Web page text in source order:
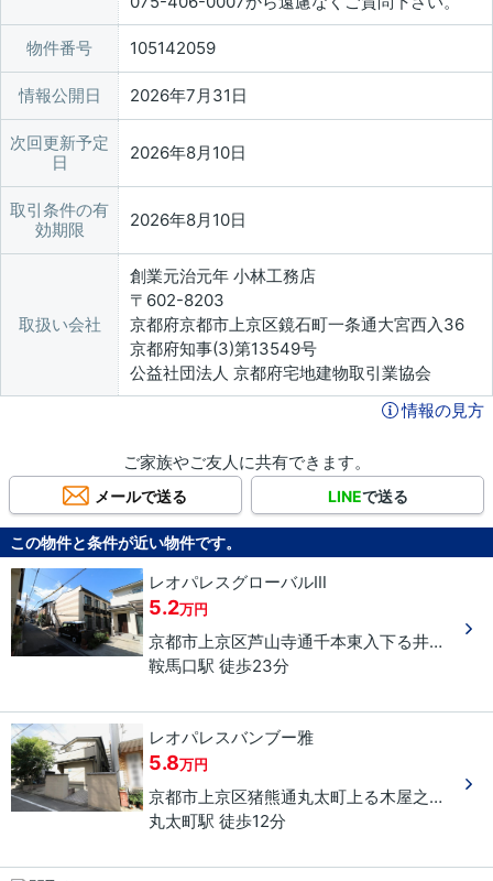
物件番号 105142059
情報公開日 2026年7月31日
次回更新予定
日
2026年8月10日
取引条件の有
効期限
2026年8月10日
取扱い会社
創業元治元年 小林工務店
〒602-8203
京都府京都市上京区鏡石町一条通大宮西入36
京都府知事(3)第13549号
公益社団法人 京都府宅地建物取引業協会
情報の見方
ご家族やご友人に共有できます。
メールで送る LINEで送る
この物件と条件が近い物件です。
レオパレスグローバルⅢ
5.2万円
京都市上京区芦山寺通千本東入下る井田町
９
鞍馬口駅 徒歩23分
レオパレスバンブー雅
5.8万円
京都市上京区猪熊通丸太町上る木屋之町
４９
丸太町駅 徒歩12分